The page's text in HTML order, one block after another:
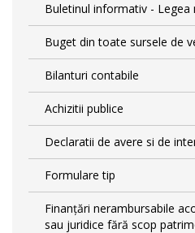
Buletinul informativ - Legea
Buget din toate sursele de
Bilanturi contabile
Achizitii publice
Declaratii de avere si de
Formulare tip
Finanțări nerambursabile
sau juridice fără scop